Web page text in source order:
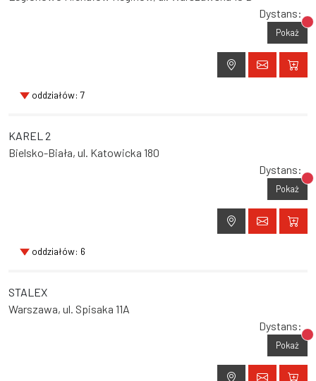
Dystans:
Pokaż
oddziałów: 7
KAREL 2
Bielsko-Biała, ul. Katowicka 180
Dystans:
Pokaż
oddziałów: 6
STALEX
Warszawa, ul. Spisaka 11A
Dystans:
Pokaż